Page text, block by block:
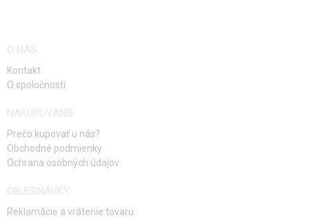
O NÁS
Kontakt
O spoločnosti
NAKUPOVANIE
Prečo kupovať u nás?
Obchodné podmienky
Ochrana osobných údajov
OBJEDNÁVKY
Reklamácie a vrátenie tovaru